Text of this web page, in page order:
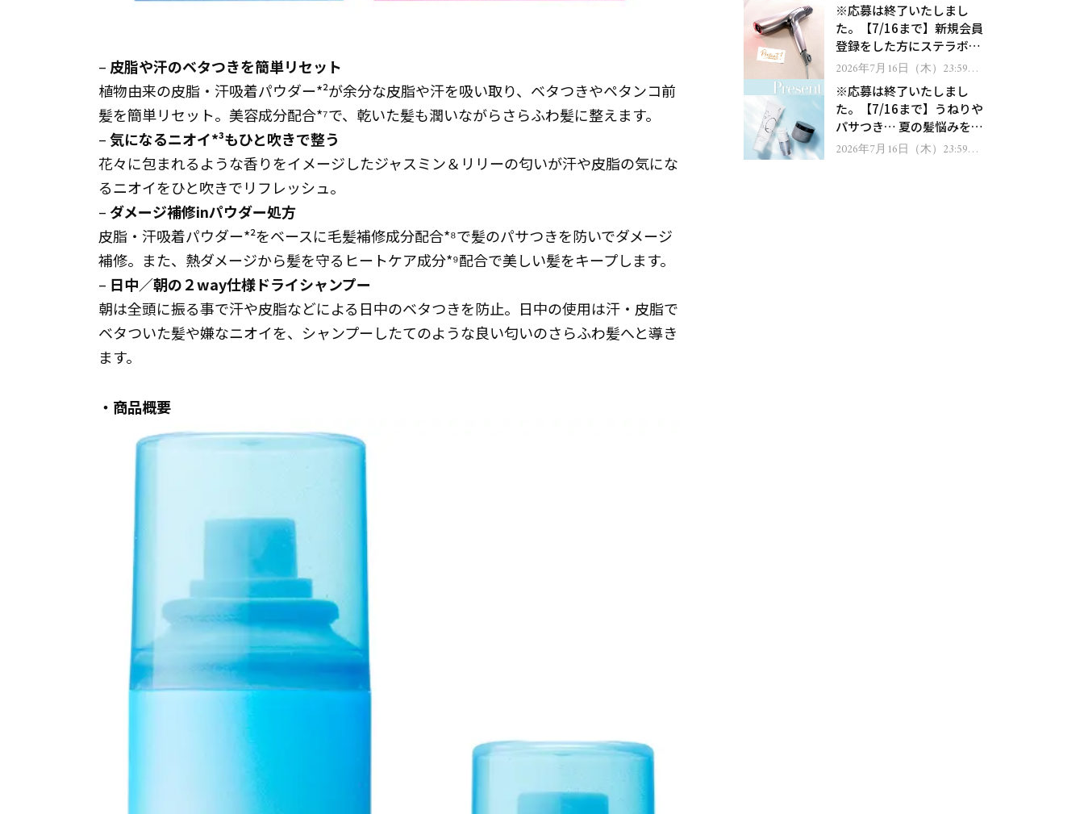
– 皮脂や汗のベタつきを簡単リセット
植物由来の皮脂・汗吸着パウダー*²が余分な皮脂や汗を吸い取り、ベタつきやペタンコ前
髪を簡単リセット。美容成分配合*⁷で、乾いた髪も潤いながらさらふわ髪に整えます。
–気になるニオイ*³もひと吹きで整う
花々に包まれるような香りをイメージしたジャスミン＆リリーの匂いが汗や皮脂の気にな
るニオイをひと吹きでリフレッシュ。
– ダメージ補修inパウダー処方
皮脂・汗吸着パウダー*²をベースに毛髪補修成分配合*⁸で髪のパサつきを防いでダメージ
補修。また、熱ダメージから髪を守るヒートケア成分*⁹配合で美しい髪をキープします。
– 日中／朝の２way仕様ドライシャンプー
朝は全頭に振る事で汗や皮脂などによる日中のベタつきを防止。日中の使用は汗・皮脂で
ベタついた髪や嫌なニオイを、シャンプーしたてのような良い匂いのさらふわ髪へと導き
ます。
・商品概要
※応募は終了いたしまし
た。【7/16まで】新規会員
登録をした方にステラボー
テのシャインリバース ヘア
ゼント！
2026年7月16日（木）23:59ま
※応募は終了いたしまし
た。【7/16まで】うねりや
パサつき… 夏の髪悩みを解
消するヘアケアアイテムを
2026年7月16日（木）23:59ま